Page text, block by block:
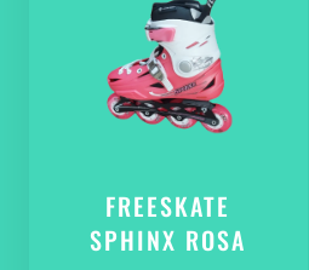
FREESKATE
SPHINX ROSA